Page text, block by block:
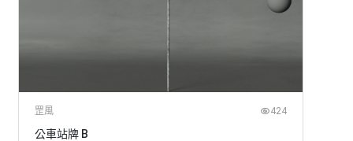
罡風 424
公車站牌 B